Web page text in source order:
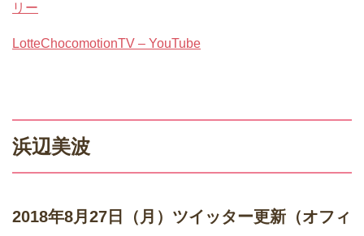
リー
LotteChocomotionTV – YouTube
浜辺美波
2018年8月27日（月）ツイッター更新（オフィ